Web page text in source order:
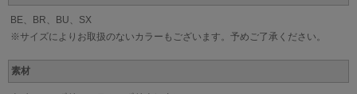
BE、BR、BU、SX
※サイズによりお取扱のないカラーもございます。予めご了承ください。
素材